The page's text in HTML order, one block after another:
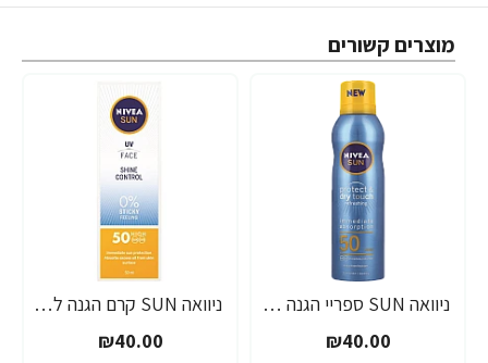
מוצרים קשורים
ניוואה SUN ספריי הגנה 50 SPF לתחושת קרירות 200 מ"ל - מבית NIVEA
₪40.00
ניוואה SUN קרם הגנה לפנים SPF50 קונטרול שיין 50 מ"ל - מבית NIVEA
₪40.00